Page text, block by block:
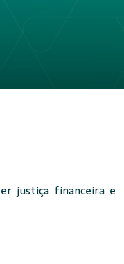
justiça financeira e